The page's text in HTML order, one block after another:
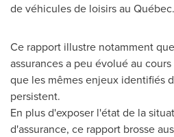
de véhicules de loisirs au Québec.
Ce rapport illustre notamment
assurances a peu évolué au
que les mêmes enjeux identifiés
persistent.
En plus d'exposer l'état de la
d'assurance, ce rapport brosse